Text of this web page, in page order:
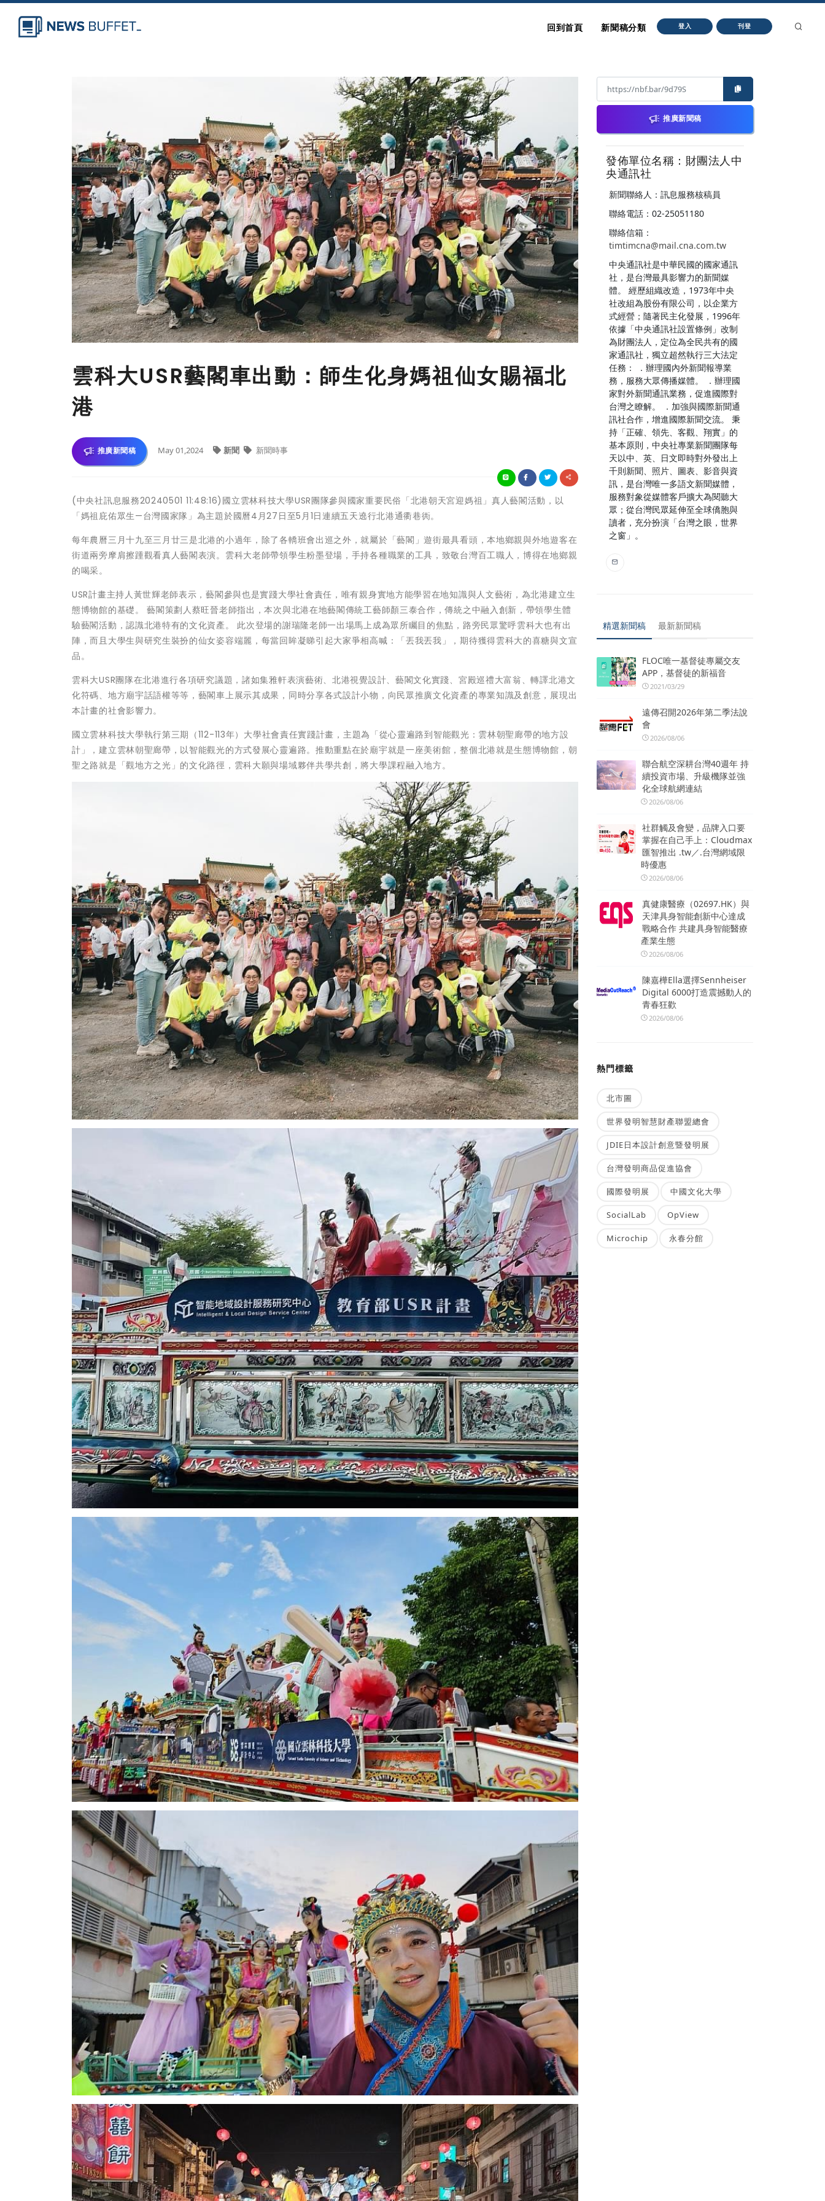
回到首頁 新聞稿分類 登入 刊登
雲科大USR藝閣車出動：師生化身媽祖仙女賜福北
港
推廣新聞稿 May 01,2024 新聞 新聞時事
(中央社訊息服務20240501 11:48:16)國立雲林科技大學USR團隊參與國家重要民俗「北港朝天宮迎媽祖」真人藝閣活動，以
「媽祖庇佑眾生—台灣國家隊」為主題於國曆4月27日至5月1日連續五天遶行北港通衢巷衖。
每年農曆三月十九至三月廿三是北港的小過年，除了各轎班會出巡之外，就屬於「藝閣」遊街最具看頭，本地鄉親與外地遊客在
街道兩旁摩肩擦踵觀看真人藝閣表演。雲科大老師帶領學生粉墨登場，手持各種職業的工具，致敬台灣百工職人，博得在地鄉親
的喝采。
USR計畫主持人黃世輝老師表示，藝閣參與也是實踐大學社會責任，唯有親身實地方能學習在地知識與人文藝術，為北港建立生
態博物館的基礎。 藝閣策劃人蔡旺晉老師指出，本次與北港在地藝閣傳統工藝師顏三泰合作，傳統之中融入創新，帶領學生體
驗藝閣活動，認識北港特有的文化資產。 此次登場的謝瑞隆老師一出場馬上成為眾所矚目的焦點，路旁民眾驚呼雲科大也有出
陣，而且大學生與研究生裝扮的仙女姿容端麗，每當回眸凝睇引起大家爭相高喊：「丟我丟我」，期待獲得雲科大的喜糖與文宣
品。
雲科大USR團隊在北港進行各項研究議題，諸如集雅軒表演藝術、北港視覺設計、藝閣文化實踐、宮殿巡禮大富翁、轉譯北港文
化符碼、地方廟宇話語權等等，藝閣車上展示其成果，同時分享各式設計小物，向民眾推廣文化資產的專業知識及創意，展現出
本計畫的社會影響力。
國立雲林科技大學執行第三期（112-113年）大學社會責任實踐計畫，主題為「從心靈遍路到智能觀光：雲林朝聖廊帶的地方設
計」，建立雲林朝聖廊帶，以智能觀光的方式發展心靈遍路。推動重點在於廟宇就是一座美術館，整個北港就是生態博物館，朝
聖之路就是「觀地方之光」的文化路徑，雲科大願與場域夥伴共學共創，將大學課程融入地方。
推廣新聞稿
發佈單位名稱：財團法人中
央通訊社
新聞聯絡人：訊息服務核稿員
聯絡電話：02-25051180
聯絡信箱：
timtimcna@mail.cna.com.tw
中央通訊社是中華民國的國家通訊
社，是台灣最具影響力的新聞媒
體。 經歷組織改造，1973年中央
社改組為股份有限公司，以企業方
式經營；隨著民主化發展，1996年
依據「中央通訊社設置條例」改制
為財團法人，定位為全民共有的國
家通訊社，獨立超然執行三大法定
任務： ．辦理國內外新聞報導業
務，服務大眾傳播媒體。 ．辦理國
家對外新聞通訊業務，促進國際對
台灣之瞭解。 ．加強與國際新聞通
訊社合作，增進國際新聞交流。 秉
持「正確、領先、客觀、翔實」的
基本原則，中央社專業新聞團隊每
天以中、英、日文即時對外發出上
千則新聞、照片、圖表、影音與資
訊，是台灣唯一多語文新聞媒體，
服務對象從媒體客戶擴大為閱聽大
眾；從台灣民眾延伸至全球僑胞與
讀者，充分扮演「台灣之眼，世界
之窗」。
精選新聞稿 最新新聞稿
FLOC唯一基督徒專屬交友
APP，基督徒的新福音
2021/03/29
遠傳召開2026年第二季法說
會
2026/08/06
聯合航空深耕台灣40週年 持
續投資市場、升級機隊並強
化全球航網連結
2026/08/06
社群觸及會變，品牌入口要
掌握在自己手上：Cloudmax
匯智推出 .tw／.台灣網域限
時優惠
2026/08/06
真健康醫療（02697.HK）與
天津具身智能創新中心達成
戰略合作 共建具身智能醫療
產業生態
2026/08/06
陳嘉樺Ella選擇Sennheiser
Digital 6000打造震撼動人的
青春狂歡
2026/08/06
熱門標籤
北市圖
世界發明智慧財產聯盟總會
JDIE日本設計創意暨發明展
台灣發明商品促進協會
國際發明展 中國文化大學
SocialLab OpView
Microchip 永春分館